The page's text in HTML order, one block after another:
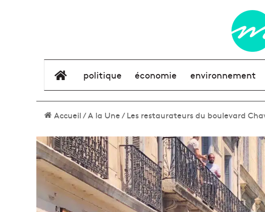
élément de menu
politique économie environnement
Accueil/A la Une/Les restaurateurs du boulevard